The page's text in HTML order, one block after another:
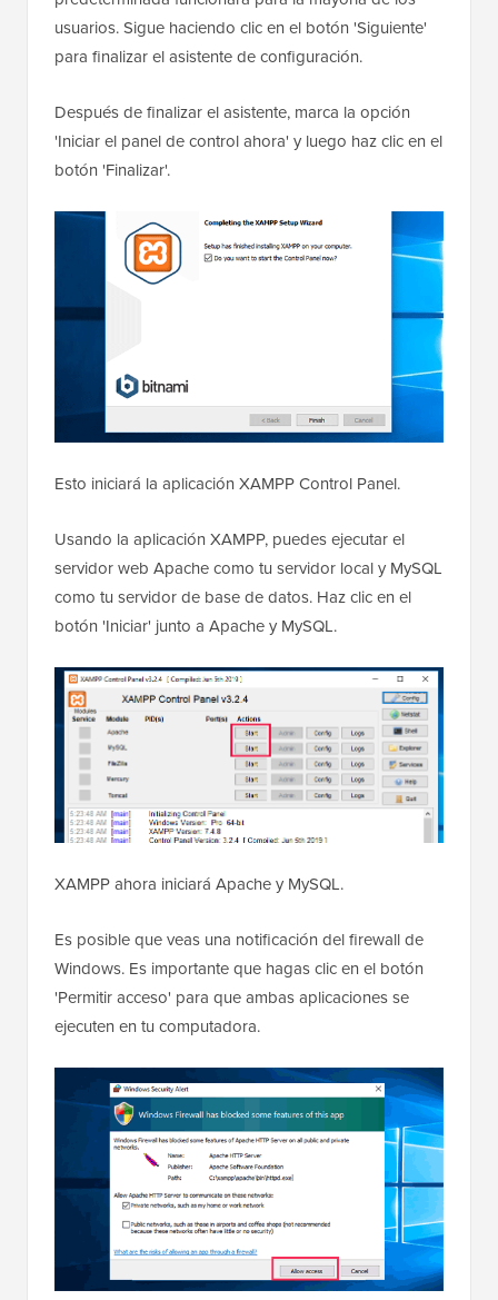
usuarios. Sigue haciendo clic en el botón 'Siguiente'
para finalizar el asistente de configuración.
Después de finalizar el asistente, marca la opción
'Iniciar el panel de control ahora' y luego haz clic en el
botón 'Finalizar'.
Esto iniciará la aplicación XAMPP Control Panel.
Usando la aplicación XAMPP, puedes ejecutar el
servidor web Apache como tu servidor local y MySQL
como tu servidor de base de datos. Haz clic en el
botón 'Iniciar' junto a Apache y MySQL.
XAMPP ahora iniciará Apache y MySQL.
Es posible que veas una notificación del firewall de
Windows. Es importante que hagas clic en el botón
'Permitir acceso' para que ambas aplicaciones se
ejecuten en tu computadora.